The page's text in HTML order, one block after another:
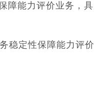
障能力评价业务，具
稳定性保障能力评价